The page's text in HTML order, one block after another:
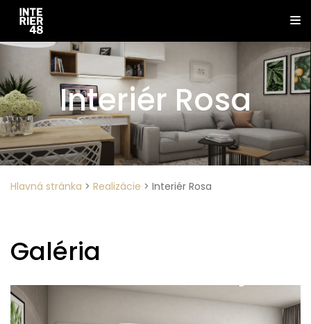
Interiér Rosa
Hlavná stránka > Realizácie > Interiér Rosa
Galéria